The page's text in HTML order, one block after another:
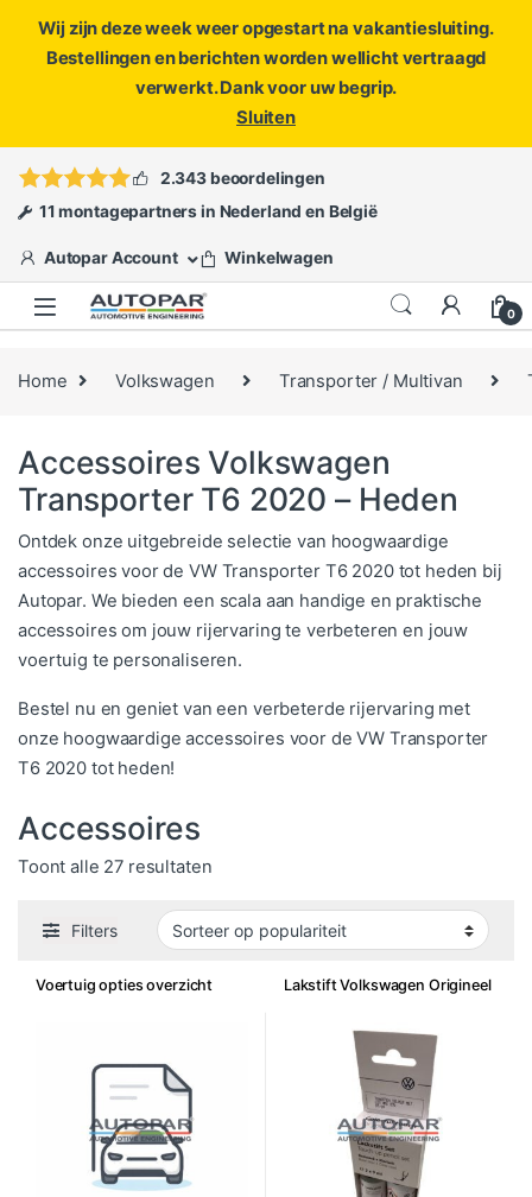
Wij zijn deze week weer opgestart na vakantiesluiting.
Bestellingen en berichten worden wellicht vertraagd
verwerkt. Dank voor uw begrip.
Sluiten
ofopen een ticket
2.343 beoordelingen
11 montagepartners in Nederland en België
Autopar Account Winkelwagen
0
Home Volkswagen Transporter / Multivan
Accessoires Volkswagen
Transporter T6 2020 – Heden
Ontdek onze uitgebreide selectie van hoogwaardige
accessoires voor de VW Transporter T6 2020 tot heden bij
Autopar. We bieden een scala aan handige en praktische
accessoires om jouw rijervaring te verbeteren en jouw
voertuig te personaliseren.
Bestel nu en geniet van een verbeterde rijervaring met
onze hoogwaardige accessoires voor de VW Transporter
T6 2020 tot heden!
Accessoires
Toont alle 27 resultatenGesorteerd op populariteit
Filters
Voertuig opties overzicht Lakstift Volkswagen Origineel